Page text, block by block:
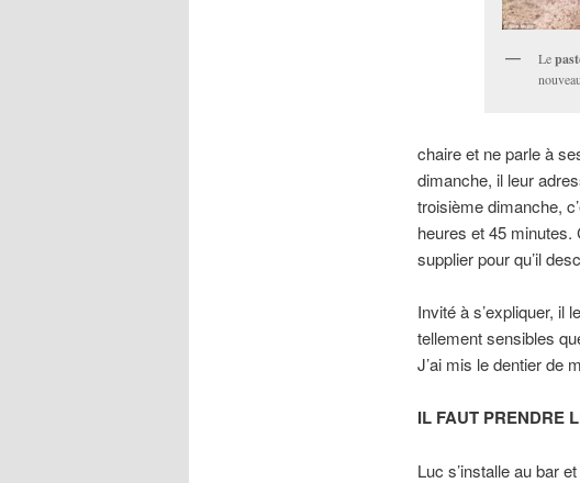
Le
chaire et ne parle à
dimanche, il leur
troisième dimanche,
heures et 45 minutes.
supplier pour qu’il
Invité à s’expliquer, il
tellement sensibles
J’ai mis le dentier de
IL FAUT PRENDRE
Luc s’installe au bar